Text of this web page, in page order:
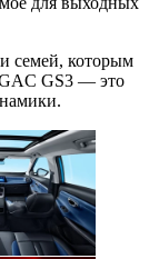
семей, которым
GS3 — это